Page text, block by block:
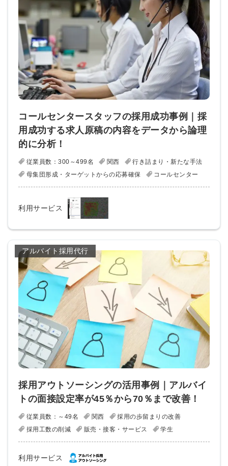
コールセンタースタッフの採用成功事例｜採
用成功する求人原稿の内容をデータから論理
的に分析！
従業員数：300～499名 関西
行き詰まり・新たな手法
母集団形成・ターゲットからの応募確保
コールセンター
利用サービス
アルバイト採用代行
採用アウトソーシングの活用事例｜アルバイ
トの面接設定率が45％から70％まで改善！
従業員数：～49名 関西
採用の歩留まりの改善
採用工数の削減
販売・接客・サービス 学生
利用サービス